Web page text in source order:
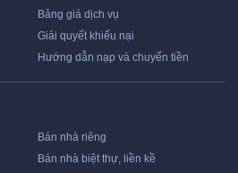
Bảng giá dịch vụ
Giải quyết khiếu nại
Hướng dẫn nạp và chuyển tiền
Bán nhà riêng
Bán nhà biệt thự, liền kề